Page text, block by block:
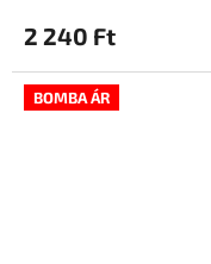
2 240 Ft
BOMBA ÁR